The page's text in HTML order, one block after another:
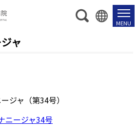
ャ
ジャ（第34号）
ニージャ34号